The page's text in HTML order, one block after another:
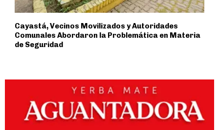
Cayastá, Vecinos Movilizados y Autoridades
Comunales Abordaron la Problemática en Materia
de Seguridad